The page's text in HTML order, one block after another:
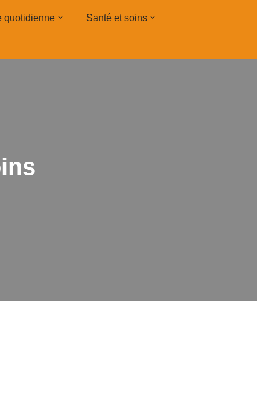
quotidienne Santé et soins